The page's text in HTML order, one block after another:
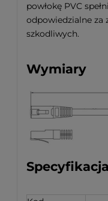
powłokę PVC
odpowiedzialne za
szkodliwych.
Wymiary